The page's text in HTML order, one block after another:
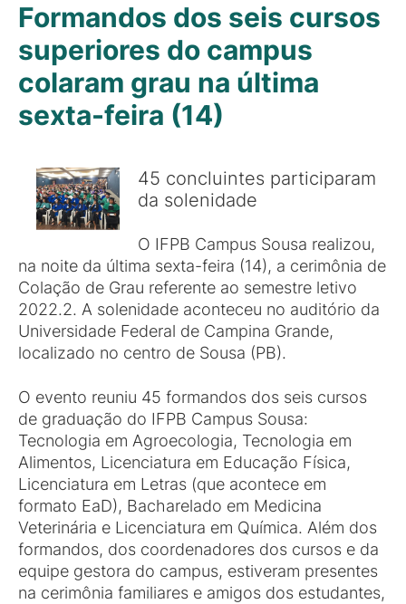
Formandos dos seis cursos
superiores do campus
colaram grau na última
sexta-feira (14)
45 concluintes participaram
da solenidade
O IFPB Campus Sousa realizou,
na noite da última sexta-feira (14), a cerimônia de
Colação de Grau referente ao semestre letivo
2022.2. A solenidade aconteceu no auditório da
Universidade Federal de Campina Grande,
localizado no centro de Sousa (PB).
O evento reuniu 45 formandos dos seis cursos
de graduação do IFPB Campus Sousa:
Tecnologia em Agroecologia, Tecnologia em
Alimentos, Licenciatura em Educação Física,
Licenciatura em Letras (que acontece em
formato EaD), Bacharelado em Medicina
Veterinária e Licenciatura em Química. Além dos
formandos, dos coordenadores dos cursos e da
equipe gestora do campus, estiveram presentes
na cerimônia familiares e amigos dos estudantes,